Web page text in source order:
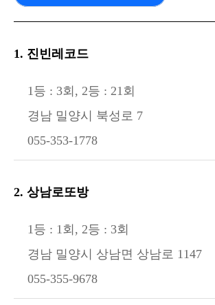
1. 진빈레코드
1등 : 3회, 2등 : 21회
경남 밀양시 북성로 7
055-353-1778
2. 상남로또방
1등 : 1회, 2등 : 3회
경남 밀양시 상남면 상남로 1147
055-355-9678